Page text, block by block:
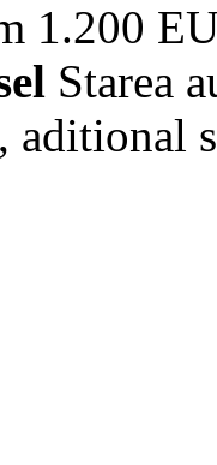
1.200
Starea
aditional